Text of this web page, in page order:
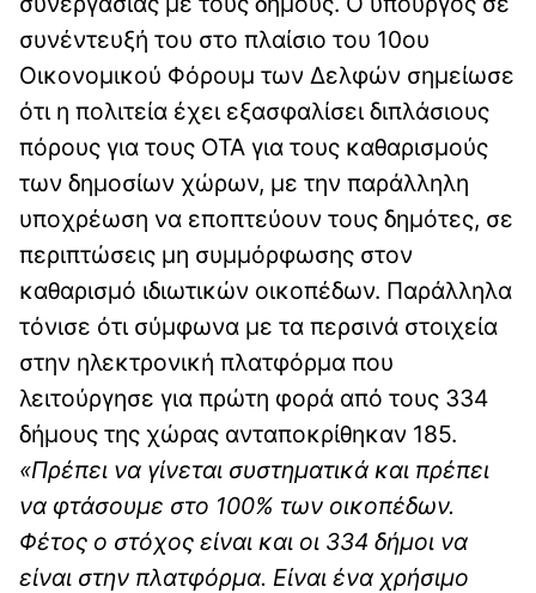
συνέντευξή του στο πλαίσιο του 10ου
Οικονομικού Φόρουμ των Δελφών σημείωσε
ότι η πολιτεία έχει εξασφαλίσει διπλάσιους
πόρους για τους ΟΤΑ για τους καθαρισμούς
των δημοσίων χώρων, με την παράλληλη
υποχρέωση να εποπτεύουν τους δημότες, σε
περιπτώσεις μη συμμόρφωσης στον
καθαρισμό ιδιωτικών οικοπέδων. Παράλληλα
τόνισε ότι σύμφωνα με τα περσινά στοιχεία
στην ηλεκτρονική πλατφόρμα που
λειτούργησε για πρώτη φορά από τους 334
δήμους της χώρας ανταποκρίθηκαν 185.
«Πρέπει να γίνεται συστηματικά και πρέπει
να φτάσουμε στο 100% των οικοπέδων.
Φέτος ο στόχος είναι και οι 334 δήμοι να
είναι στην πλατφόρμα. Είναι ένα χρήσιμο